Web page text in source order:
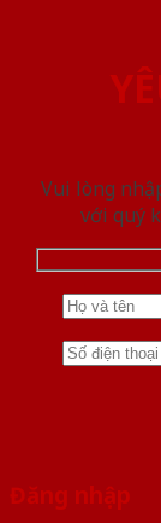
Vui lòng
với quý
Đăng nhập